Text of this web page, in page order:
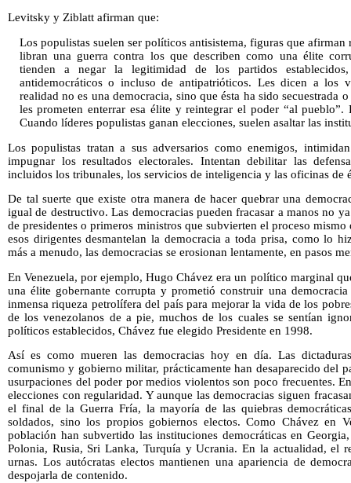
Levitsky y Ziblatt afirman que:
Los populistas suelen ser políticos antisistema, figuras que
libran una guerra contra los que describen como una élite
tienden a negar la legitimidad de los partidos
antidemocráticos o incluso de antipatrióticos. Les dicen a los
realidad no es una democracia, sino que ésta ha sido secuestrada
les prometen enterrar esa élite y reintegrar el poder “al pueblo”.
Cuando líderes populistas ganan elecciones, suelen asaltar las
Los populistas tratan a sus adversarios como enemigos,
impugnar los resultados electorales. Intentan debilitar las
incluidos los tribunales, los servicios de inteligencia y las oficinas de
De tal suerte que existe otra manera de hacer quebrar una
igual de destructivo. Las democracias pueden fracasar a manos no
de presidentes o primeros ministros que subvierten el proceso
esos dirigentes desmantelan la democracia a toda prisa, como lo
más a menudo, las democracias se erosionan lentamente, en pasos
En Venezuela, por ejemplo, Hugo Chávez era un político marginal
una élite gobernante corrupta y prometió construir una
inmensa riqueza petrolífera del país para mejorar la vida de los
de los venezolanos de a pie, muchos de los cuales se sentían
políticos establecidos, Chávez fue elegido Presidente en 1998.
Así es como mueren las democracias hoy en día. Las
comunismo y gobierno militar, prácticamente han desaparecido del
usurpaciones del poder por medios violentos son poco frecuentes.
elecciones con regularidad. Y aunque las democracias siguen
el final de la Guerra Fría, la mayoría de las quiebras
soldados, sino los propios gobiernos electos. Como Chávez en
población han subvertido las instituciones democráticas en
Polonia, Rusia, Sri Lanka, Turquía y Ucrania. En la actualidad, el
urnas. Los autócratas electos mantienen una apariencia de
despojarla de contenido.